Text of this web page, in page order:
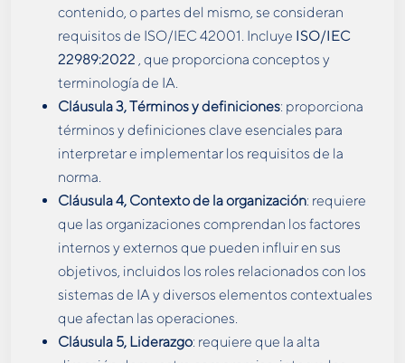
contenido, o partes del mismo, se consideran
requisitos de ISO/IEC 42001. Incluye ISO/IEC
22989:2022 , que proporciona conceptos y
terminología de IA.
Cláusula 3, Términos y definiciones: proporciona
términos y definiciones clave esenciales para
interpretar e implementar los requisitos de la
norma.
Cláusula 4, Contexto de la organización: requiere
que las organizaciones comprendan los factores
internos y externos que pueden influir en sus
objetivos, incluidos los roles relacionados con los
sistemas de IA y diversos elementos contextuales
que afectan las operaciones.
Cláusula 5, Liderazgo: requiere que la alta